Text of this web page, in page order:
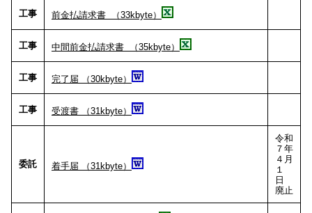
工事 前金払請求書 （33kbyte）
工事 中間前金払請求書 （35kbyte）
工事 完了届 （30kbyte）
工事 受渡書 （31kbyte）
委託 着手届 （31kbyte）
令和
７年
４月
１
日
廃止